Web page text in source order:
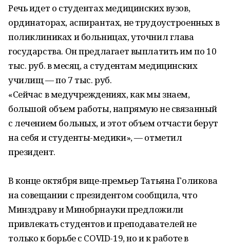
Речь идет о студентах медицинских вузов,
ординаторах, аспирантах, не трудоустроенных в
поликлиниках и больницах, уточнил глава
государства. Он предлагает выплатить им по 10
тыс. руб. в месяц, а студентам медицинских
училищ — по 7 тыс. руб.
«Сейчас в медучреждениях, как мы знаем,
большой объем работы, напрямую не связанный
с лечением больных, и этот объем отчасти берут
на себя и студенты-медики», — отметил
президент.
В конце октября вице-премьер Татьяна Голикова
на совещании с президентом сообщила, что
Минздраву и Минобрнауки предложили
привлекать студентов и преподавателей не
только к борьбе с COVID-19, но и к работе в